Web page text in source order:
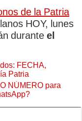
de la Patria
HOY, lunes
durante el
FECHA,
Patria
NÚMERO para